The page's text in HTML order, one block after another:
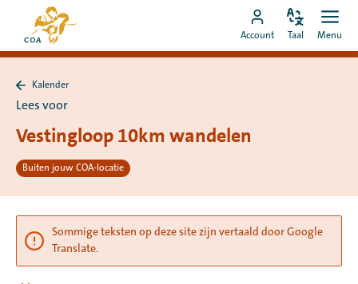
naar
content
Naar
de
startpagina
MyCOA
Ga
naar
Account
Pas
taal
Taal Menu
naar
Kalender
Lees voor
Vestingloop 10km wandelen
Buiten jouw COA-locatie
Sommige teksten op deze site zijn vertaald door Google
Translate.